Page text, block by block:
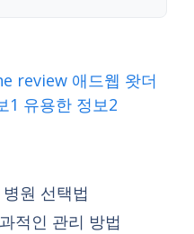
review 애드웹 왓더
1 유용한 정보2
원 선택법
적인 관리 방법